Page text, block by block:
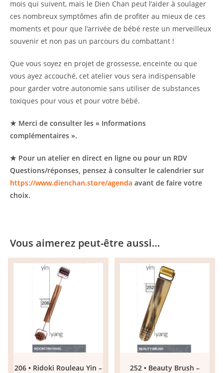
mois qui suivent, mais le Dien Chan peut l’aider à soulager
ces nombreux symptômes afin de profiter au mieux de ces
moments et pour que l’arrivée de bébé reste un merveilleux
souvenir et non pas un parcours du combattant !
Que vous soyez en projet de grossesse, enceinte ou que
vous ayez accouché, cet atelier vous sera indispensable
pour garder votre autonomie sans utiliser de substances
toxiques pour vous et pour votre bébé.
★ Merci de consulter les « Informations
complémentaires ».
★ Pour un atelier en direct en ligne ou pour un RDV
Questions/réponses, pensez à consulter le calendrier sur
https://www.dienchan.store/agenda avant de faire votre
choix.
Vous aimerez peut-être aussi…
206 • Ridoki Rouleau Yin –
252 • Beauty Brush –